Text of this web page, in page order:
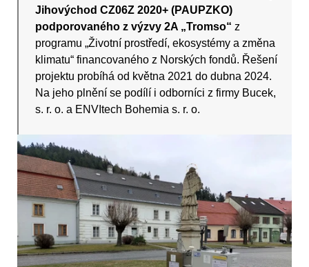
Jihovýchod CZ06Z 2020+ (PAUPZKO)
podporovaného z výzvy 2A „Tromso“ z
programu „Životní prostředí, ekosystémy a změna
klimatu“ financovaného z Norských fondů. Řešení
projektu probíhá od května 2021 do dubna 2024.
Na jeho plnění se podílí i odborníci z firmy Bucek,
s. r. o. a ENVItech Bohemia s. r. o.